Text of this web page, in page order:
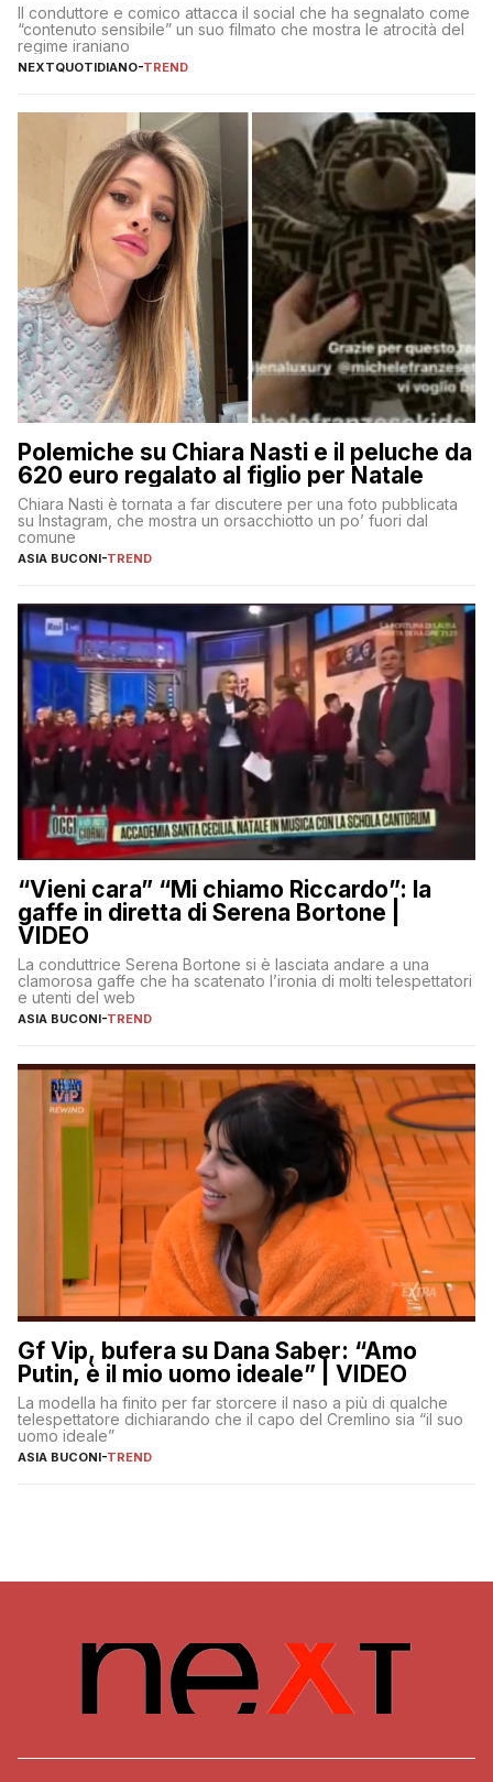
Il conduttore e comico attacca il social che ha segnalato come
“contenuto sensibile” un suo filmato che mostra le atrocità del
regime iraniano
NEXTQUOTIDIANO-TREND
Polemiche su Chiara Nasti e il peluche da
620 euro regalato al figlio per Natale
Chiara Nasti è tornata a far discutere per una foto pubblicata
su Instagram, che mostra un orsacchiotto un po’ fuori dal
comune
ASIA BUCONI-TREND
“Vieni cara” “Mi chiamo Riccardo”: la
gaffe in diretta di Serena Bortone |
VIDEO
La conduttrice Serena Bortone si è lasciata andare a una
clamorosa gaffe che ha scatenato l’ironia di molti telespettatori
e utenti del web
ASIA BUCONI-TREND
Gf Vip, bufera su Dana Saber: “Amo
Putin, è il mio uomo ideale” | VIDEO
La modella ha finito per far storcere il naso a più di qualche
telespettatore dichiarando che il capo del Cremlino sia “il suo
uomo ideale”
ASIA BUCONI-TREND